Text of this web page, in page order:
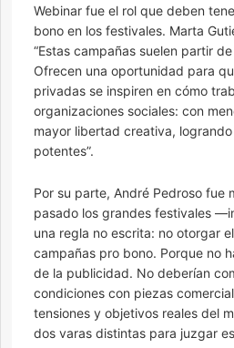
Webinar fue el rol que deben
bono en los festivales. Marta
“Estas campañas suelen partir
Ofrecen una oportunidad para
privadas se inspiren en cómo
organizaciones sociales: con
mayor libertad creativa,
potentes”.
Por su parte, André Pedroso fue
pasado los grandes festivales
una regla no escrita: no otorgar
campañas pro bono. Porque no
de la publicidad. No deberían
condiciones con piezas
tensiones y objetivos reales del
dos varas distintas para juzgar